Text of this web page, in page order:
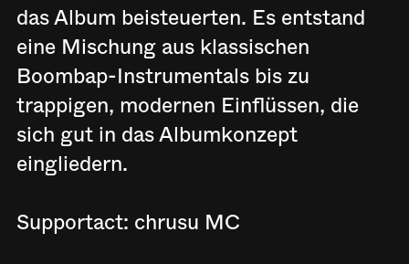
das Album beisteuerten. Es entstand
eine Mischung aus klassischen
Boombap-Instrumentals bis zu
trappigen, modernen Einflüssen, die
sich gut in das Albumkonzept
eingliedern.
Supportact: chrusu MC